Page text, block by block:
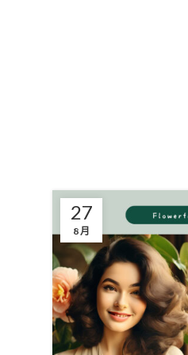
27
8 月